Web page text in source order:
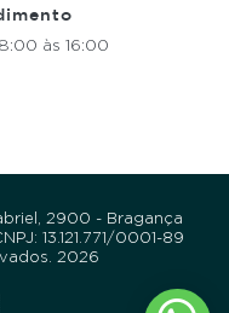
às 16:00
2900 - Bragança
13.121.771/0001-89
2026